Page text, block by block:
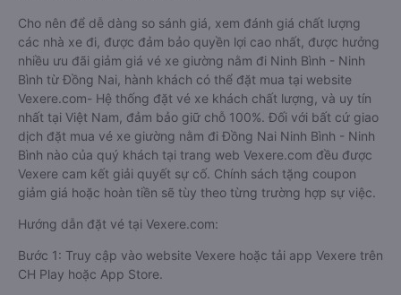
Cho nên để dễ dàng so sánh giá, xem đánh giá chất lượng
các nhà xe đi, được đảm bảo quyền lợi cao nhất, được hưởng
nhiều ưu đãi giảm giá vé xe giường nằm đi Ninh Bình - Ninh
Bình từ Đồng Nai, hành khách có thể đặt mua tại website
Vexere.com- Hệ thống đặt vé xe khách chất lượng, và uy tín
nhất tại Việt Nam, đảm bảo giữ chỗ 100%. Đối với bất cứ giao
dịch đặt mua vé xe giường nằm đi Đồng Nai Ninh Bình - Ninh
Bình nào của quý khách tại trang web Vexere.com đều được
Vexere cam kết giải quyết sự cố. Chính sách tặng coupon
giảm giá hoặc hoàn tiền sẽ tùy theo từng trường hợp sự việc.
Hướng dẫn đặt vé tại Vexere.com:
Bước 1: Truy cập vào website Vexere hoặc tải app Vexere trên
CH Play hoặc App Store.